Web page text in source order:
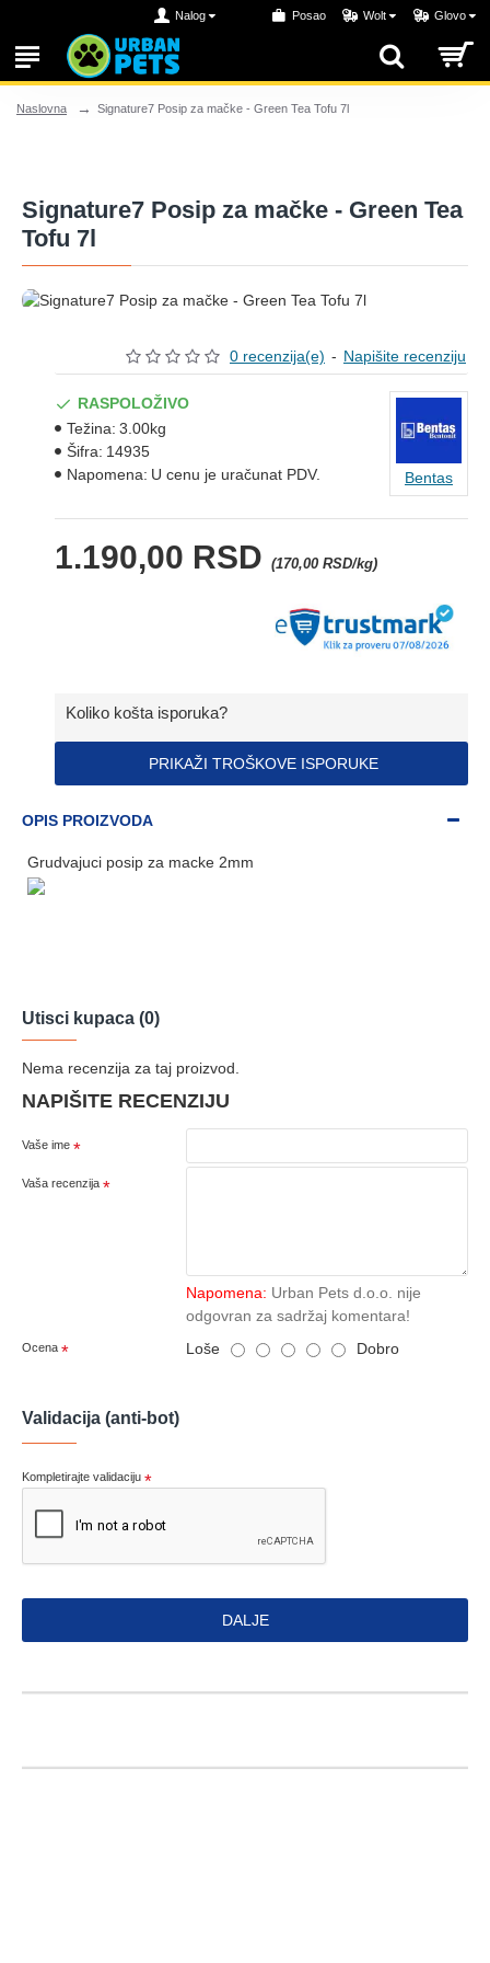
Nalog Posao Wolt Glovo
Naslovna Signature7 Posip za mačke - Green Tea Tofu 7l
Signature7 Posip za mačke - Green Tea
Tofu 7l
0 recenzija(e) - Napišite recenziju
1.190,00 RSD (170,00 RSD/kg)
RASPOLOŽIVO
Težina: 3.00kg
Šifra: 14935
Napomena: U cenu je uračunat PDV. Bentas
Koliko košta isporuka?
PRIKAŽI TROŠKOVE ISPORUKE
OPIS PROIZVODA
Grudvajuci posip za macke 2mm
Utisci kupaca (0)
Nema recenzija za taj proizvod.
NAPIŠITE RECENZIJU
Vaše ime
Vaša recenzija
Napomena: Urban Pets d.o.o. nije
odgovran za sadržaj komentara!
Ocena Loše Dobro
Validacija (anti-bot)
Kompletirajte validaciju
DALJE